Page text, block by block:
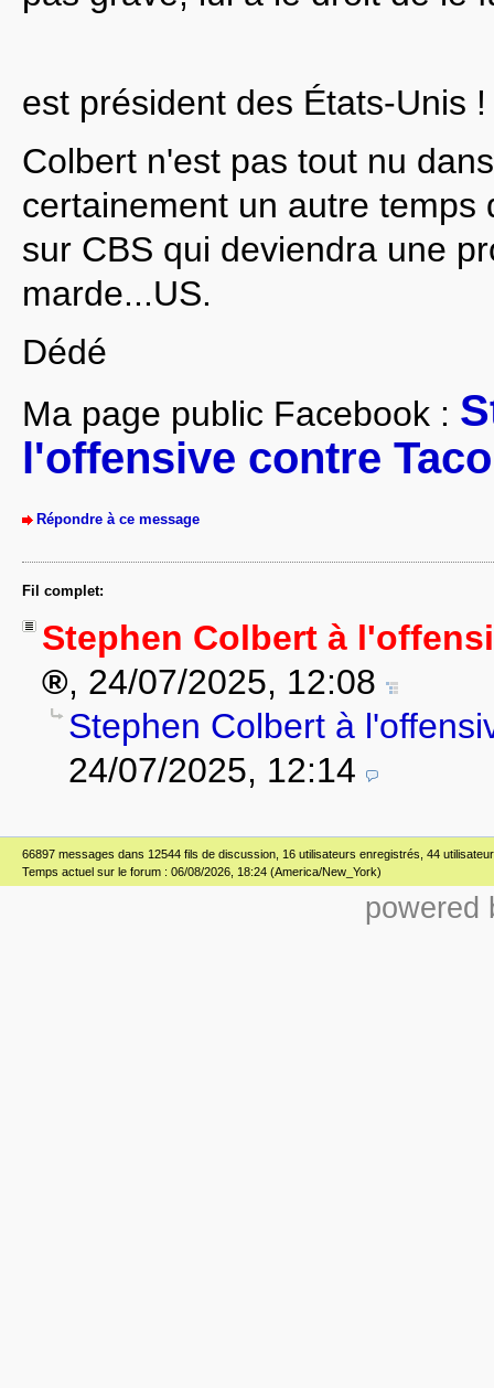
est président des États-Unis
Colbert n'est pas tout nu
certainement un autre temps
sur CBS qui deviendra une
marde...US.
Dédé
Ma page public Facebook :
l'offensive contre
Répondre à ce message
Fil complet:
Stephen Colbert à
, 24/07/2025, 12:08
Stephen Colbert à
24/07/2025, 12:14
66897 messages dans 12544 fils de discussion, 16 utilisateurs enregistrés, 44
Temps actuel sur le forum : 06/08/2026, 18:24 (America/New_York)
powered